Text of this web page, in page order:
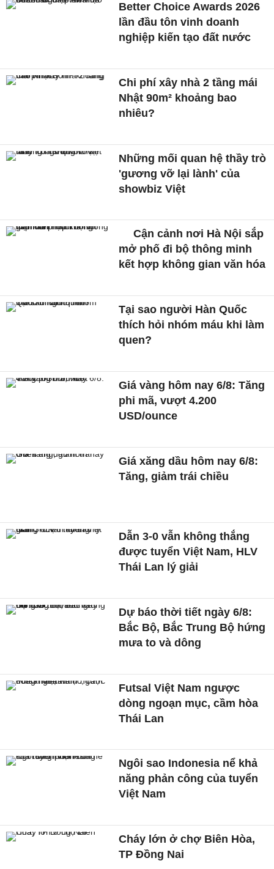
Better Choice Awards 2026
lần đầu tôn vinh doanh
nghiệp kiến tạo đất nước
Chi phí xây nhà 2 tầng mái
Nhật 90m² khoảng bao
nhiêu?
Những mối quan hệ thầy trò
'gương vỡ lại lành' của
showbiz Việt
Cận cảnh nơi Hà Nội sắp
mở phố đi bộ thông minh
kết hợp không gian văn hóa
Tại sao người Hàn Quốc
thích hỏi nhóm máu khi làm
quen?
Giá vàng hôm nay 6/8: Tăng
phi mã, vượt 4.200
USD/ounce
Giá xăng dầu hôm nay 6/8:
Tăng, giảm trái chiều
Dẫn 3-0 vẫn không thắng
được tuyển Việt Nam, HLV
Thái Lan lý giải
Dự báo thời tiết ngày 6/8:
Bắc Bộ, Bắc Trung Bộ hứng
mưa to và dông
Futsal Việt Nam ngược
dòng ngoạn mục, cầm hòa
Thái Lan
Ngôi sao Indonesia nể khả
năng phản công của tuyển
Việt Nam
Cháy lớn ở chợ Biên Hòa,
TP Đồng Nai